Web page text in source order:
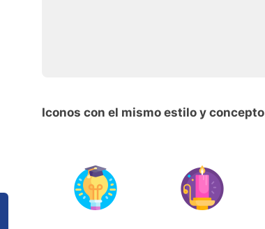
Iconos con el mismo estilo y concepto